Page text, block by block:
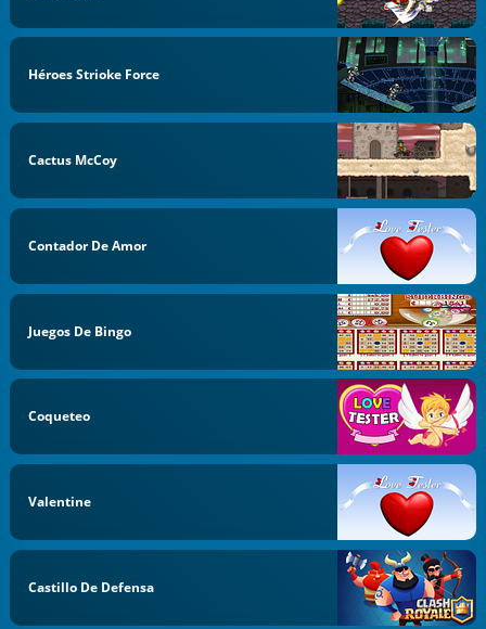
Héroes Strioke Force
Cactus McCoy
Contador De Amor
Juegos De Bingo
Coqueteo
Valentine
Castillo De Defensa